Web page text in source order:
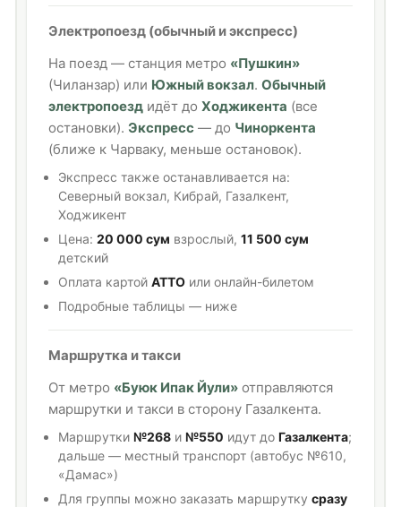
Электропоезд (обычный и экспресс)
На поезд — станция метро «Пушкин»
(Чиланзар) или Южный вокзал. Обычный
электропоездидёт до Ходжикента (все
остановки). Экспресс — до Чиноркента
(ближе к Чарваку, меньше остановок).
Экспресс также останавливается на:
Северный вокзал, Кибрай, Газалкент,
Ходжикент
Цена:20 000 сум взрослый,11 500 сум
детский
Оплата картойATTO или онлайн-билетом
Подробные таблицы — ниже
Маршрутка и такси
От метро «Буюк Ипак Йули»отправляются
маршрутки и такси в сторону Газалкента.
Маршрутки№268 и№550 идут доГазалкента;
дальше — местный транспорт (автобус №610,
«Дамас»)
Для группы можно заказать маршруткусразу